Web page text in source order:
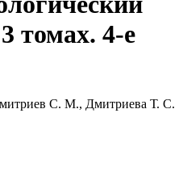
томах. 4-е
С. М., Дмитриева Т. С.